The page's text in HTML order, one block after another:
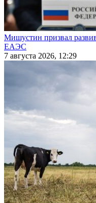
Мишустин призвал
ЕАЭС
7 августа 2026, 12:29